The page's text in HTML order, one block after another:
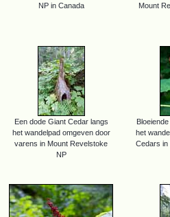
NP in Canada
Mount
Een dode Giant Cedar langs
het wandelpad omgeven door
varens in Mount Revelstoke
NP
het
Cedars in